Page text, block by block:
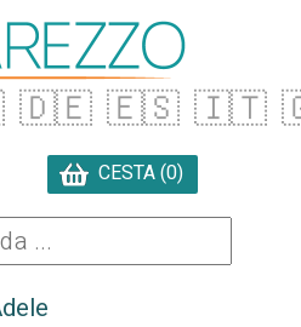
🇩🇪 🇪🇸 🇮🇹
CESTA (0)